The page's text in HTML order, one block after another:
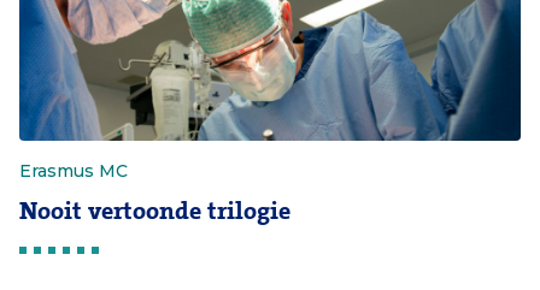
Erasmus MC
Nooit vertoonde trilogie